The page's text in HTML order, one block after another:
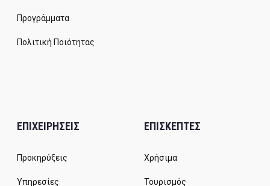
Προγράμματα
Πολιτική Ποιότητας
ΕΠΙΧΕΙΡΗΣΕΙΣ
Προκηρύξεις
Υπηρεσίες
ΕΠΙΣΚΕΠΤΕΣ
Χρήσιμα
Τουρισμός